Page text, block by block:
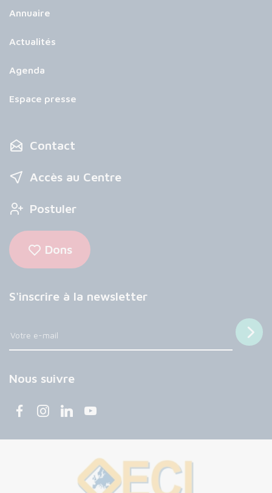
Annuaire
Actualités
Agenda
Espace presse
Contact
Accès au Centre
Postuler
Dons
S'inscrire à la newsletter
Nous suivre